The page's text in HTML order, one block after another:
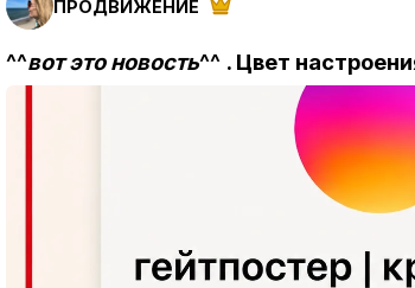
ПРОДВИЖЕНИЕ
^^вот это новость^^ . Цвет